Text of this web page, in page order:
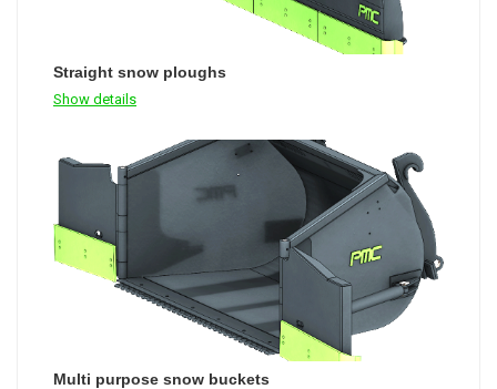
Straight snow ploughs
Show details
Multi purpose snow buckets